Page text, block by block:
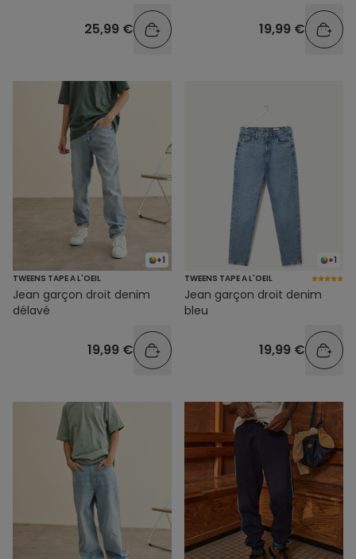
25,99 € 19,99 €
+1
TWEENS TAPE A L'OEIL
Jean garçon droit denim
délavé
19,99 €
+1
TWEENS TAPE A L'OEIL
Jean garçon droit denim
bleu
19,99 €